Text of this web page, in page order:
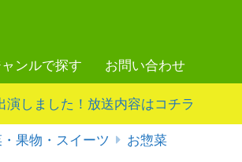
ャンルで探す お問い合わせ
演しました！放送内容はコチラ
果物・スイーツ お惣菜